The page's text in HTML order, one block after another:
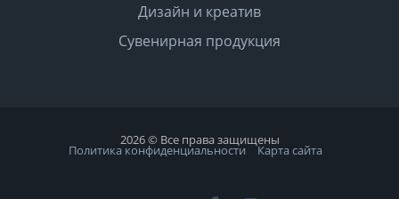
Дизайн и креатив
Сувенирная продукция
2026 © Все права защищены
Политика конфиденциальности Карта сайта